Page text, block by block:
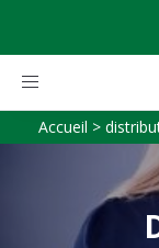
Toggle
Accueil >